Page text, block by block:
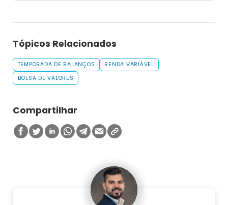
Tópicos Relacionados
TEMPORADA DE BALANÇOS
RENDA VARIÁVEL
BOLSA DE VALORES
Compartilhar